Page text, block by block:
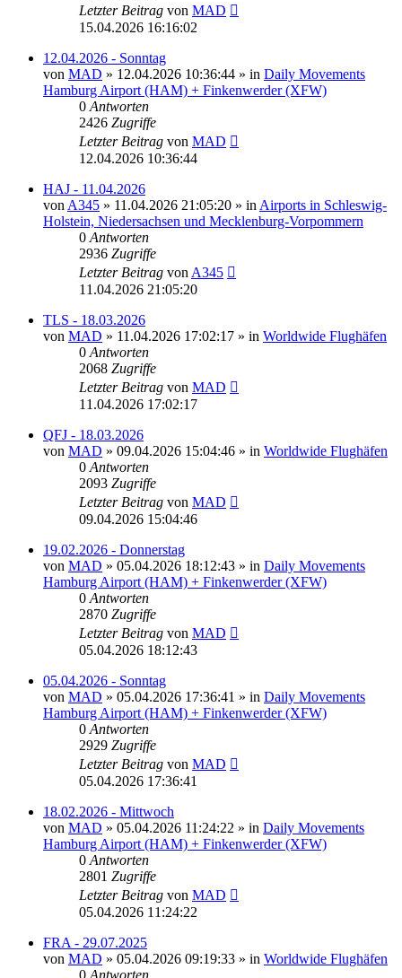
Letzter Beitrag von MAD
15.04.2026 16:16:02
12.04.2026 - Sonntag
von MAD » 12.04.2026 10:36:44 » in Daily Movements
Hamburg Airport (HAM) + Finkenwerder (XFW)
0 Antworten
2426 Zugriffe
Letzter Beitrag von MAD
12.04.2026 10:36:44
HAJ - 11.04.2026
von A345 » 11.04.2026 21:05:20 » in Airports in Schleswig-
Holstein, Niedersachsen und Mecklenburg-Vorpommern
0 Antworten
2936 Zugriffe
Letzter Beitrag von A345
11.04.2026 21:05:20
TLS - 18.03.2026
von MAD » 11.04.2026 17:02:17 » in Worldwide Flughäfen
0 Antworten
2068 Zugriffe
Letzter Beitrag von MAD
11.04.2026 17:02:17
QFJ - 18.03.2026
von MAD » 09.04.2026 15:04:46 » in Worldwide Flughäfen
0 Antworten
2093 Zugriffe
Letzter Beitrag von MAD
09.04.2026 15:04:46
19.02.2026 - Donnerstag
von MAD » 05.04.2026 18:12:43 » in Daily Movements
Hamburg Airport (HAM) + Finkenwerder (XFW)
0 Antworten
2870 Zugriffe
Letzter Beitrag von MAD
05.04.2026 18:12:43
05.04.2026 - Sonntag
von MAD » 05.04.2026 17:36:41 » in Daily Movements
Hamburg Airport (HAM) + Finkenwerder (XFW)
0 Antworten
2929 Zugriffe
Letzter Beitrag von MAD
05.04.2026 17:36:41
18.02.2026 - Mittwoch
von MAD » 05.04.2026 11:24:22 » in Daily Movements
Hamburg Airport (HAM) + Finkenwerder (XFW)
0 Antworten
2801 Zugriffe
Letzter Beitrag von MAD
05.04.2026 11:24:22
FRA - 29.07.2025
von MAD » 05.04.2026 09:19:33 » in Worldwide Flughäfen
0 Antworten